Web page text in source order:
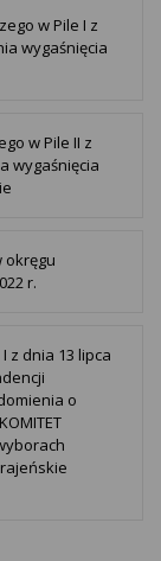
w Pile I z
wygaśnięcia
w Pile II z
wygaśnięcia
okręgu
r.
z dnia 13 lipca
o